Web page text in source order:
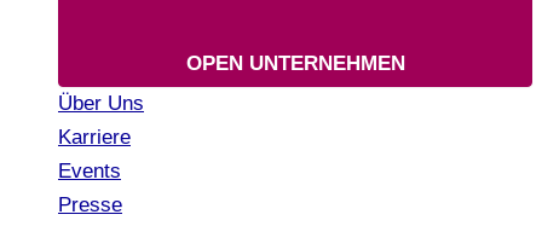
OPEN UNTERNEHMEN
Über Uns
Karriere
Events
Presse